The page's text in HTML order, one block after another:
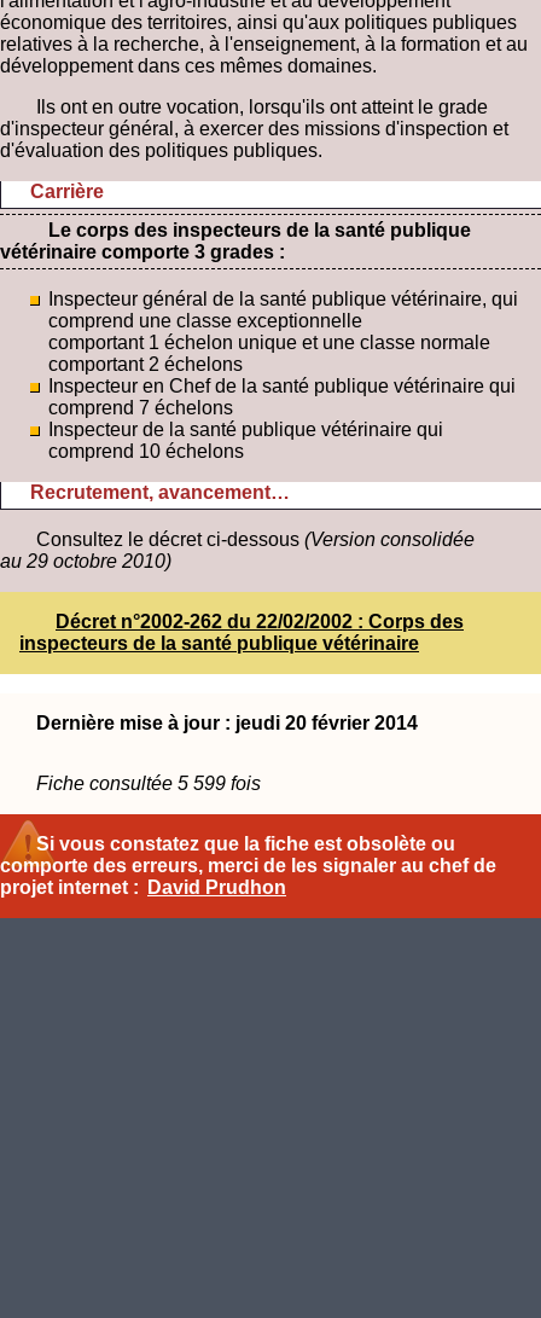
économique des territoires, ainsi qu'aux politiques publiques
relatives à la recherche, à l'enseignement, à la formation et au
développement dans ces mêmes domaines.
Ils ont en outre vocation, lorsqu'ils ont atteint le grade
d'inspecteur général, à exercer des missions d'inspection et
d'évaluation des politiques publiques.
Carrière
Le corps des inspecteurs de la santé publique
vétérinaire comporte 3 grades :
Inspecteur général de la santé publique vétérinaire, qui
comprend une classe exceptionnelle
comportant 1 échelon unique et une classe normale
comportant 2 échelons
Inspecteur en Chef de la santé publique vétérinaire qui
comprend 7 échelons
Inspecteur de la santé publique vétérinaire qui
comprend 10 échelons
Recrutement, avancement…
Consultez le décret ci-dessous (Version consolidée
au 29 octobre 2010)
Décret n°2002-262 du 22/02/2002 : Corps des
inspecteurs de la santé publique vétérinaire
Dernière mise à jour : jeudi 20 février 2014
Fiche consultée 5 599 fois
Si vous constatez que la fiche est obsolète ou
comporte des erreurs, merci de les signaler au chef de
projet internet :
David Prudhon